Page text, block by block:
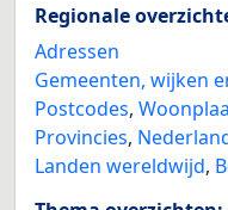
Regionale
Adressen
Gemeenten, wijken
Postcodes,
Provincies,
Landen wereldwijd,